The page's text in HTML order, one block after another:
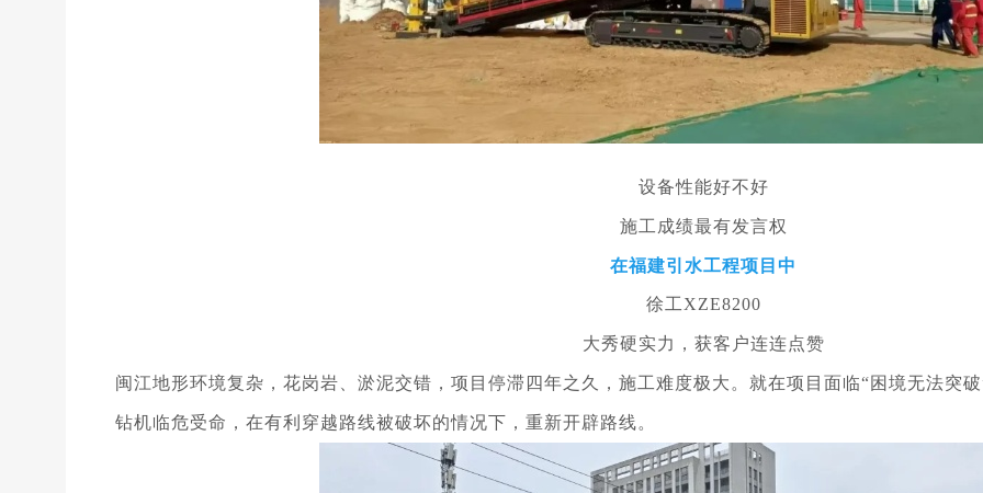
设备性能好不好
施工成绩最有发言权
在福建引水工程项目中
徐工XZE8200
大秀硬实力，获客户连连点赞
闽江地形环境复杂，花岗岩、淤泥交错，项目停滞四年之久，施工难度极大。就在项目面临“困境无法突
钻机临危受命，在有利穿越路线被破坏的情况下，重新开辟路线。